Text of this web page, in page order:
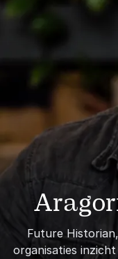
Future
organisaties